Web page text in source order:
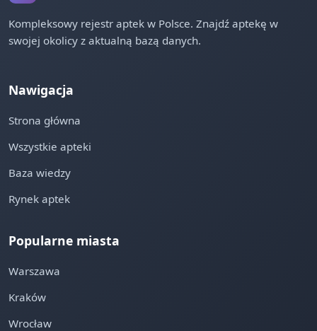
Kompleksowy rejestr aptek w Polsce. Znajdź aptekę w
swojej okolicy z aktualną bazą danych.
Nawigacja
Strona główna
Wszystkie apteki
Baza wiedzy
Rynek aptek
Popularne miasta
Warszawa
Kraków
Wrocław